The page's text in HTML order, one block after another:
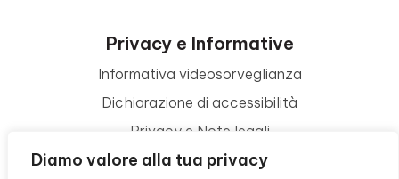
Diamo valore alla tua privacy
Privacy e Informative
Informativa videosorveglianza
Dichiarazione di accessibilità
Privacy e Note legali
Termini di utilizzo